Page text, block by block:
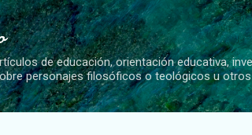
Ir al contenido principal
de educación, orientación educativa,
personajes filosóficos o teológicos u